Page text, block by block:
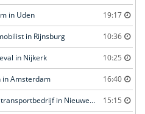
in Uden 19:17
in Rijnsburg 10:36
in Nijkerk 10:25
in Amsterdam 16:40
Groot stuk gras in brand naast transportbedrijf in Nieuwegein 15:15